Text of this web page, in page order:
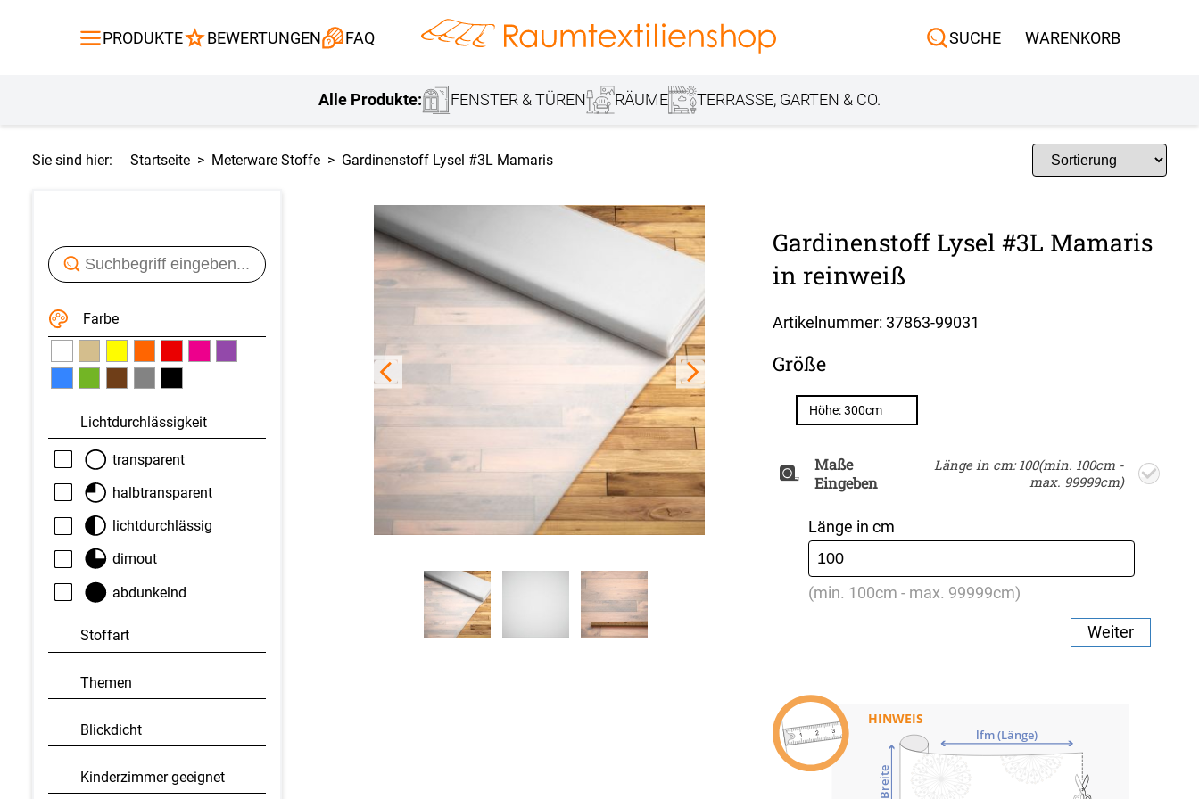
PRODUKTE BEWERTUNGEN FAQ SUCHE WARENKORB
Alle Produkte: FENSTER & TÜREN
Gardinen Flächenvorhang Lamellenvorhang Jalousie Scheibengardinen
RÄUME TERRASSE, GARTEN & CO.
Sie sind hier: Startseite Meterware Stoffe Gardinenstoff Lysel #3L Mamaris
Farbe
Licht­durchlässigkeit
transparent
halbtransparent
lichtdurchlässig
dimout
abdunkelnd
Stoffart
Themen
Blickdicht
Kinderzimmer geeignet
Gardinenstoff Lysel #3L Mamaris
in reinweiß
Artikelnummer: 37863-99031
Größe
Höhe: 300cm
Maße
Eingeben
Länge in cm: 100(min. 100cm -
max. 99999cm)
Länge in cm
(min. 100cm - max. 99999cm)
Weiter
lfm (Länge)
Breite
HINWEIS